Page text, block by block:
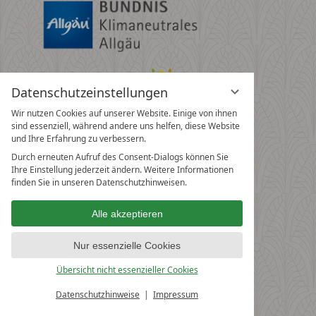
Datenschutzeinstellungen
Wir nutzen Cookies auf unserer Website. Einige von ihnen
sind essenziell, während andere uns helfen, diese Website
und Ihre Erfahrung zu verbessern.
Durch erneuten Aufruf des Consent-Dialogs können Sie
Ihre Einstellung jederzeit ändern. Weitere Informationen
finden Sie in unseren Datenschutzhinweisen.
Alle akzeptieren
Nur essenzielle Cookies
Übersicht nicht essenzieller Cookies
Datenschutzhinweise Impressum